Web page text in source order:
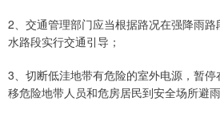
2、交通管理部门应当根据路况在强降雨
水路段实行交通引导；
3、切断低洼地带有危险的室外电源，暂
移危险地带人员和危房居民到安全场所避雨